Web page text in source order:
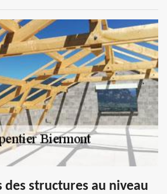
des structures au niveau